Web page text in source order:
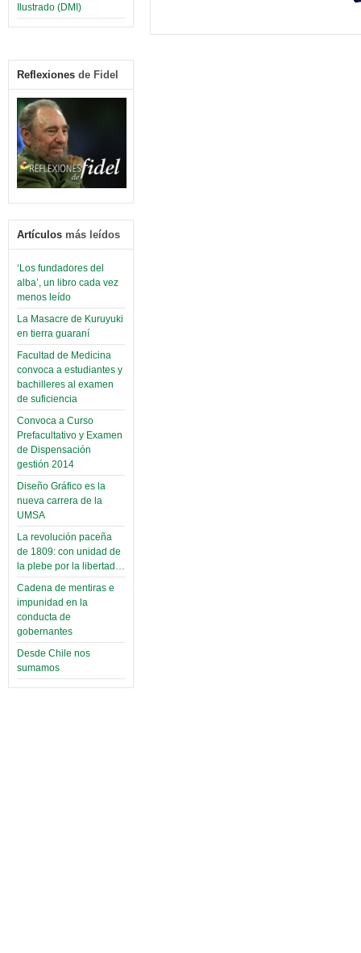
Ilustrado (DMI)
Reflexiones de Fidel
Artículos más leídos
‘Los fundadores del
alba’, un libro cada vez
menos leído
La Masacre de Kuruyuki
en tierra guaraní
Facultad de Medicina
convoca a estudiantes y
bachilleres al examen
de suficiencia
Convoca a Curso
Prefacultativo y Examen
de Dispensación
gestión 2014
Diseño Gráfico es la
nueva carrera de la
UMSA
La revolución paceña
de 1809: con unidad de
la plebe por la libertad…
Cadena de mentiras e
impunidad en la
conducta de
gobernantes
Desde Chile nos
sumamos